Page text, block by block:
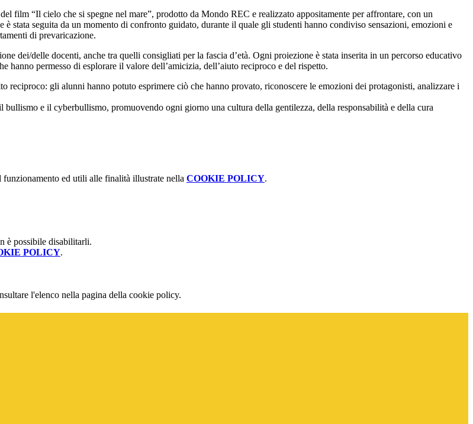
del film “Il cielo che si spegne nel mare”, prodotto da Mondo REC e realizzato appositamente per affrontare, con un
stata seguita da un momento di confronto guidato, durante il quale gli studenti hanno condiviso sensazioni, emozioni e
di prevaricazione.
dei/delle docenti, anche tra quelli consigliati per la fascia d’età. Ogni proiezione è stata inserita in un percorso educativo
permesso di esplorare il valore dell’amicizia, dell’aiuto reciproco e del rispetto.
reciproco: gli alunni hanno potuto esprimere ciò che hanno provato, riconoscere le emozioni dei protagonisti, analizzare i
bullismo e il cyberbullismo, promuovendo ogni giorno una cultura della gentilezza, della responsabilità e della cura
ed utili alle finalità illustrate nella COOKIE POLICY.
è possibile disabilitarli.
POLICY.
l'elenco nella pagina della cookie policy.